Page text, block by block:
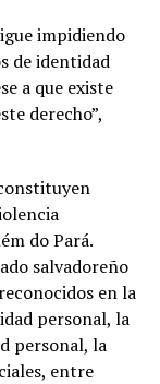
impidiendo
de identidad
a que existe
derecho”,
do Pará.
salvadoreño
en la
personal, la
personal, la
entre